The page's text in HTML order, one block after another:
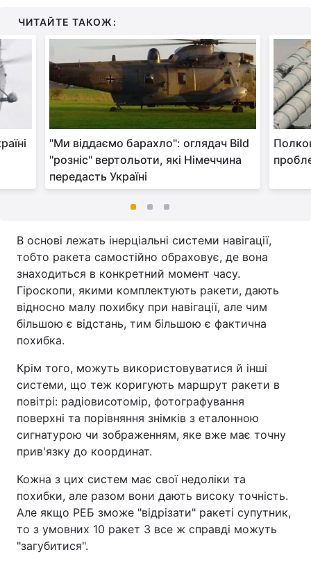
ЧИТАЙТЕ ТАКОЖ:
"Ми віддаємо барахло": оглядач Bild
"розніс" вертольоти, які Німеччина
передасть Україні
В основі лежать інерціальні системи навігації,
тобто ракета самостійно обраховує, де вона
знаходиться в конкретний момент часу.
Гіроскопи, якими комплектують ракети, дають
відносно малу похибку при навігації, але чим
більшою є відстань, тим більшою є фактична
похибка.
Крім того, можуть використовуватися й інші
системи, що теж коригують маршрут ракети в
повітрі: радіовисотомір, фотографування
поверхні та порівняння знімків з еталонною
сигнатурою чи зображенням, яке вже має точну
прив'язку до координат.
Кожна з цих систем має свої недоліки та
похибки, але разом вони дають високу точність.
Але якщо РЕБ зможе "відрізати" ракеті супутник,
то з умовних 10 ракет 3 все ж справді можуть
"загубитися".